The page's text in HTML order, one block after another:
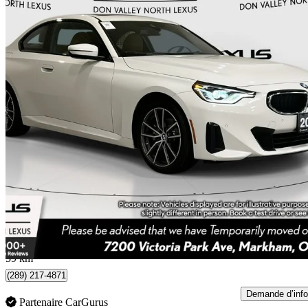
2023 BMW 2 Series
230i Coupe xDrive AWD 43 423 km
37 395 $ Bonne
656 $/mois env.
Markham, ON
59 km
(289) 217-4871
Partenaire CarGurus
Demande d’info